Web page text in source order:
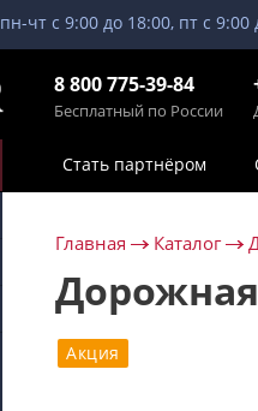
пн-чт с 9:00 до 18:00, пт с 9:00
8 800 775-39-84
Бесплатный по России
Стать партнёром
Главная Каталог
Акция